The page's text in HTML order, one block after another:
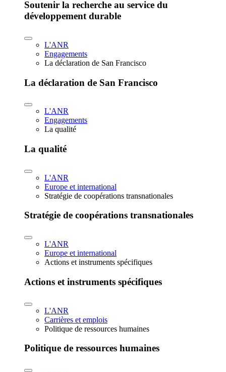
Soutenir la recherche au service du
développement durable
L'ANR
Engagements
La déclaration de San Francisco
La déclaration de San Francisco
L'ANR
Engagements
La qualité
La qualité
L'ANR
Europe et international
Stratégie de coopérations transnationales
Stratégie de coopérations transnationales
L'ANR
Europe et international
Actions et instruments spécifiques
Actions et instruments spécifiques
L'ANR
Carrières et emplois
Politique de ressources humaines
Politique de ressources humaines